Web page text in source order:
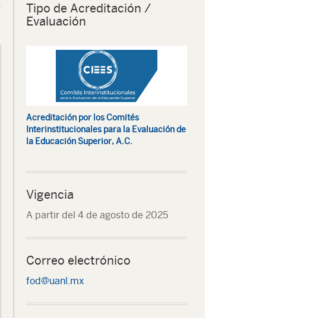
Tipo de Acreditación /
Evaluación
Acreditación por los Comités
Interinstitucionales para la Evaluación de
la Educación Superior, A.C.
Vigencia
A partir del 4 de agosto de 2025
Correo electrónico
fod@uanl.mx